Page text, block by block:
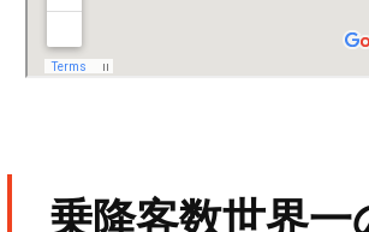
乗降客数世界